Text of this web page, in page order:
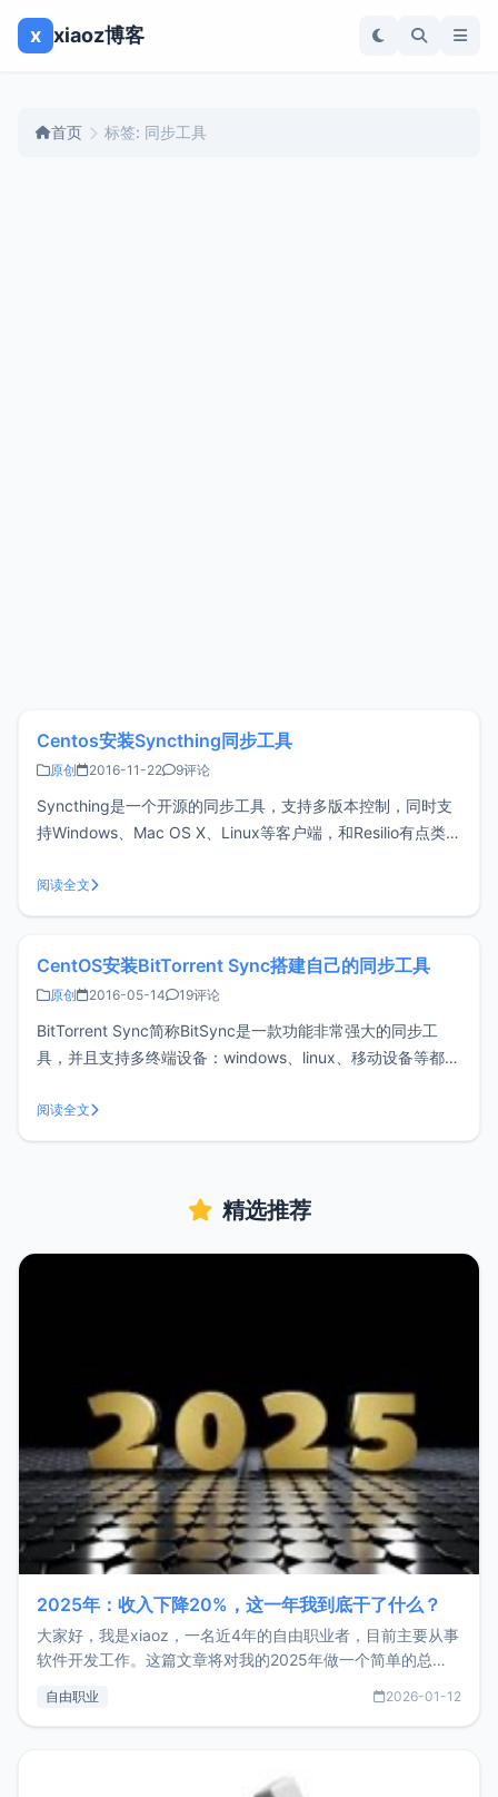
x xiaoz博客
首页 标签: 同步工具
Centos安装Syncthing同步工具
原创 2016-11-22 9评论
Syncthing是一个开源的同步工具，支持多版本控制，同时支
持Windows、Mac OS X、Linux等客户端，和Resilio有点类
Syncthing工具的方法。一、下载与安装Syncthing工具配置
非常的简单，小z博客以CentOS X
阅读全文
CentOS安装BitTorrent Sync搭建自己的同步工具
原创 2016-05-14 19评论
BitTorrent Sync简称BitSync是一款功能非常强大的同步工
具，并且支持多终端设备：windows、linux、移动设备等都没
具使用BitSync是一个非常不错的方案。一、软件下载这里以
CentOS X64位系统为例，BitTorr
阅读全文
精选推荐
2025年：收入下降20%，这一年我到底干了什么？
大家好，我是xiaoz，一名近4年的自由职业者，目前主要从事
软件开发工作。这篇文章将对我的2025年做一个简单的总
收入下降20%，但却过得很充实，2026年不求突破，但求保
自由职业 2026-01-12